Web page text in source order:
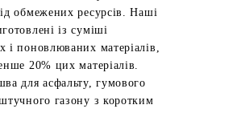
обмежених ресурсів. Наші
із суміші
і поновлюваних матеріалів,
20% цих матеріалів.
для асфальту, гумового
газону з коротким